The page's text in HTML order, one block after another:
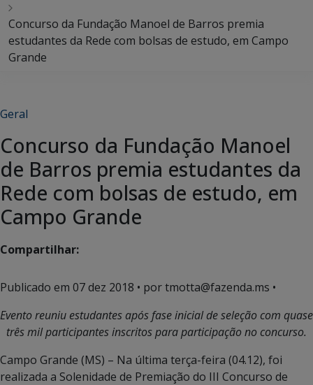
Concurso da Fundação Manoel de Barros premia
estudantes da Rede com bolsas de estudo, em Campo
Grande
Geral
Concurso da Fundação Manoel
de Barros premia estudantes da
Rede com bolsas de estudo, em
Campo Grande
Compartilhar:
Publicado em 07 dez 2018 • por tmotta@fazenda.ms •
Evento reuniu estudantes após fase inicial de seleção com quase
três mil participantes inscritos para participação no concurso.
Campo Grande (MS) – Na última terça-feira (04.12), foi
realizada a Solenidade de Premiação do III Concurso de